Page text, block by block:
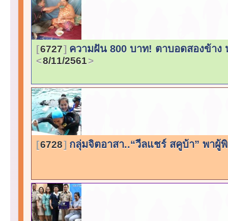
6727 ความฝัน 800 บาท! ตาบอดสองข้า
8/11/2561
6728 กลุ่มจิตอาสา..“วีลแชร์ สคูบ้า” พา